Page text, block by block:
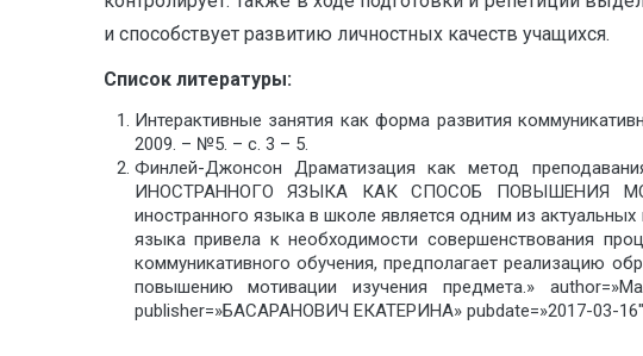
и способствует развитию личностных качеств учащихся.
Список литературы:
Интерактивные занятия как форма развития
2009. – №5. – с. 3 – 5.
Финлей-Джонсон Драматизация как метод
ИНОСТРАННОГО ЯЗЫКА КАК СПОСОБ ПОВЫШЕНИЯ
иностранного языка в школе является одним из
языка привела к необходимости совершенствования
коммуникативного обучения, предполагает реализацию
повышению мотивации изучения предмета.»
publisher=»БАСАРАНОВИЧ ЕКАТЕРИНА» pubdate=»2017-03-